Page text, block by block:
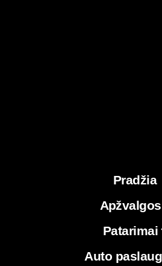
Pradžia
Apžvalgos
Patarimai
Auto